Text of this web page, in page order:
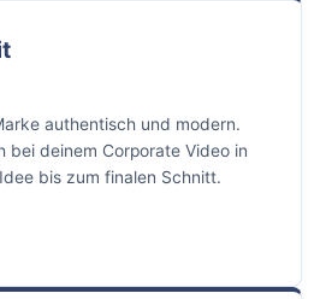
authentisch und modern.
bei deinem Corporate Video in
bis zum finalen Schnitt.